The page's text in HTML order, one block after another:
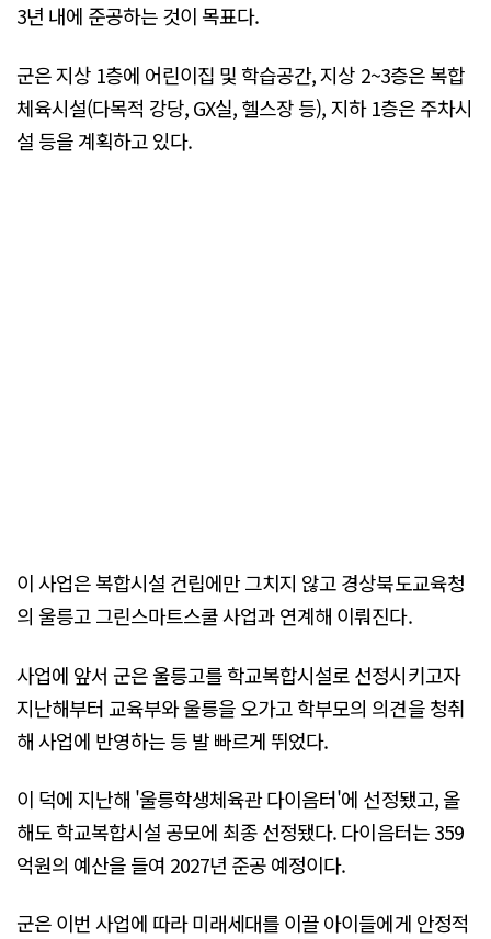
3년 내에 준공하는 것이 목표다.
군은 지상 1층에 어린이집 및 학습공간, 지상 2~3층은 복합
체육시설(다목적 강당, GX실, 헬스장 등), 지하 1층은 주차시
설 등을 계획하고 있다.
이 사업은 복합시설 건립에만 그치지 않고 경상북도교육청
의 울릉고 그린스마트스쿨 사업과 연계해 이뤄진다.
사업에 앞서 군은 울릉고를 학교복합시설로 선정시키고자
지난해부터 교육부와 울릉을 오가고 학부모의 의견을 청취
해 사업에 반영하는 등 발 빠르게 뛰었다.
이 덕에 지난해 '울릉학생체육관 다이음터'에 선정됐고, 올
해도 학교복합시설 공모에 최종 선정됐다. 다이음터는 359
억원의 예산을 들여 2027년 준공 예정이다.
군은 이번 사업에 따라 미래세대를 이끌 아이들에게 안정적